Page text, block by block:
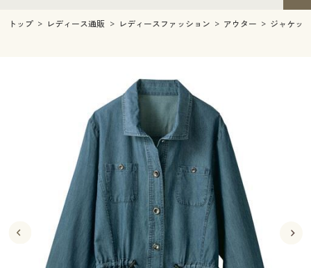
レディースファッション
インナー・下着通販すべて
ジュニア・ティーンズ下着
メンズ
キッチン・雑貨・日用品
寝具・インテリア・家具
寝具・インテリア・家具通販すべて
寝具・ベッド
カーテン・ラグ・ファブリック
美容・健康通販すべて
美容・健康・サプリメント
制服・スクール
制服・スクールすべて
制服・学生服
大きいサイズ
大きいサイズ通販すべて
バーゲン
ジュニア・ティーンズ下着
キッチン・雑貨・日用品
寝具・インテリア・家具通販すべて
寝具・ベッド
カーテン・ラグ・ファブリック
美容・健康通販すべて
美容・健康・サプリメント
制服・スクール
制服・スクールすべて
制服・学生服
ジュニア・ティーンズ下着
大きいサイズ
大きいサイズ通販すべて
大きいサイズ レディース服
バーゲンセール
詳細検索
トップ レディース通販 レディースファッション アウター ジャケッ